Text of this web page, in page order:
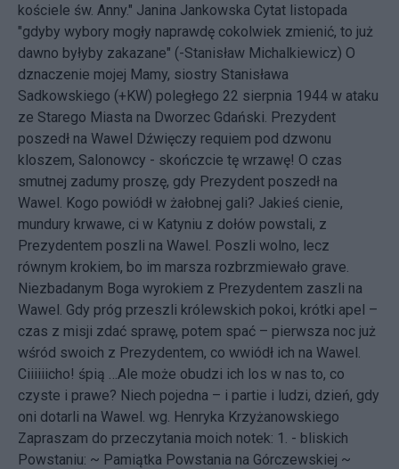
kościele św. Anny." Janina Jankowska Cytat listopada
"gdyby wybory mogły naprawdę cokolwiek zmienić, to już
dawno byłyby zakazane" (-Stanisław Michalkiewicz) O
dznaczenie mojej Mamy, siostry Stanisława
Sadkowskiego (+KW) poległego 22 sierpnia 1944 w ataku
ze Starego Miasta na Dworzec Gdański. Prezydent
poszedł na Wawel Dźwięczy requiem pod dzwonu
kloszem, Salonowcy - skończcie tę wrzawę! O czas
smutnej zadumy proszę, gdy Prezydent poszedł na
Wawel. Kogo powiódł w żałobnej gali? Jakieś cienie,
mundury krwawe, ci w Katyniu z dołów powstali, z
Prezydentem poszli na Wawel. Poszli wolno, lecz
równym krokiem, bo im marsza rozbrzmiewało grave.
Niezbadanym Boga wyrokiem z Prezydentem zaszli na
Wawel. Gdy próg przeszli królewskich pokoi, krótki apel –
czas z misji zdać sprawę, potem spać – pierwsza noc już
wśród swoich z Prezydentem, co wwiódł ich na Wawel.
Ciiiiiicho! śpią …Ale może obudzi ich los w nas to, co
czyste i prawe? Niech pojedna – i partie i ludzi, dzień, gdy
oni dotarli na Wawel. wg. Henryka Krzyżanowskiego
Zapraszam do przeczytania moich notek: 1. - bliskich
Powstaniu: ~ Pamiątka Powstania na Górczewskiej ~